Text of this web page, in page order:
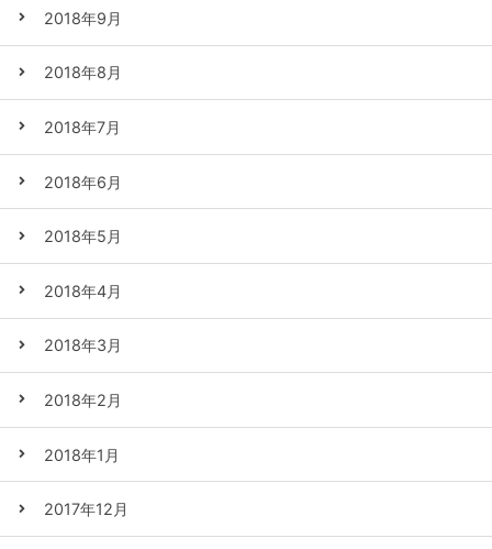
2018年9月
2018年8月
2018年7月
2018年6月
2018年5月
2018年4月
2018年3月
2018年2月
2018年1月
2017年12月